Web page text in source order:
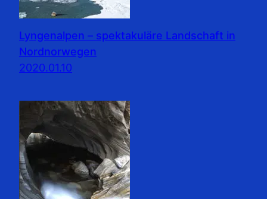
Lyngenalpen – spektakuläre Landschaft in
Nordnorwegen
2020.01.10